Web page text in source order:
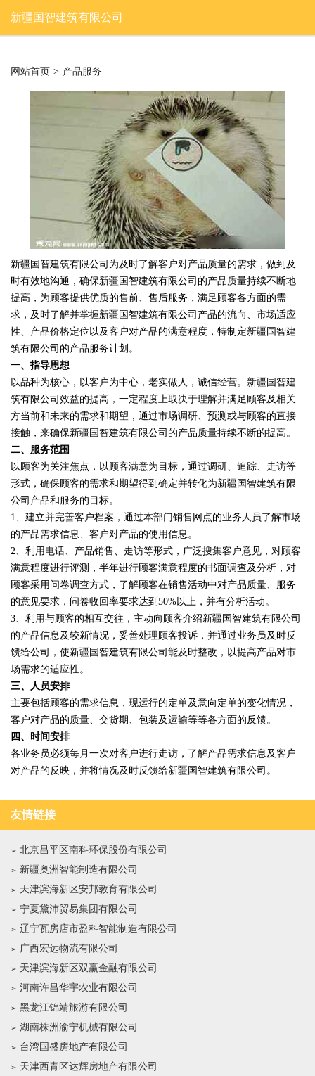
新疆国智建筑有限公司
网站首页 > 产品服务
新疆国智建筑有限公司为及时了解客户对产品质量的需求，做到及
时有效地沟通，确保新疆国智建筑有限公司的产品质量持续不断地
提高，为顾客提供优质的售前、售后服务，满足顾客各方面的需
求，及时了解并掌握新疆国智建筑有限公司产品的流向、市场适应
性、产品价格定位以及客户对产品的满意程度，特制定新疆国智建
筑有限公司的产品服务计划。
一、指导思想
以品种为核心，以客户为中心，老实做人，诚信经营。新疆国智建
筑有限公司效益的提高，一定程度上取决于理解并满足顾客及相关
方当前和未来的需求和期望，通过市场调研、预测或与顾客的直接
接触，来确保新疆国智建筑有限公司的产品质量持续不断的提高。
二、服务范围
以顾客为关注焦点，以顾客满意为目标，通过调研、追踪、走访等
形式，确保顾客的需求和期望得到确定并转化为新疆国智建筑有限
公司产品和服务的目标。
1、建立并完善客户档案，通过本部门销售网点的业务人员了解市场
的产品需求信息、客户对产品的使用信息。
2、利用电话、产品销售、走访等形式，广泛搜集客户意见，对顾客
满意程度进行评测，半年进行顾客满意程度的书面调查及分析，对
顾客采用问卷调查方式，了解顾客在销售活动中对产品质量、服务
的意见要求，问卷收回率要求达到50%以上，并有分析活动。
3、利用与顾客的相互交往，主动向顾客介绍新疆国智建筑有限公司
的产品信息及较新情况，妥善处理顾客投诉，并通过业务员及时反
馈给公司，使新疆国智建筑有限公司能及时整改，以提高产品对市
场需求的适应性。
三、人员安排
主要包括顾客的需求信息，现运行的定单及意向定单的变化情况，
客户对产品的质量、交货期、包装及运输等等各方面的反馈。
四、时间安排
各业务员必须每月一次对客户进行走访，了解产品需求信息及客户
对产品的反映，并将情况及时反馈给新疆国智建筑有限公司。
友情链接
北京昌平区南科环保股份有限公司
新疆奥洲智能制造有限公司
天津滨海新区安邦教育有限公司
宁夏黛沛贸易集团有限公司
辽宁瓦房店市盈科智能制造有限公司
广西宏远物流有限公司
天津滨海新区双赢金融有限公司
河南许昌华宇农业有限公司
黑龙江锦靖旅游有限公司
湖南株洲渝宁机械有限公司
台湾国盛房地产有限公司
天津西青区达辉房地产有限公司